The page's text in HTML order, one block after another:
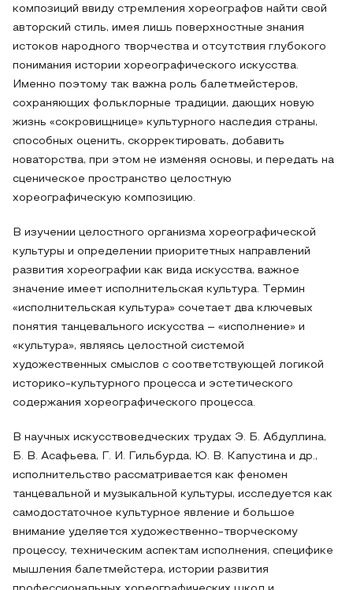
композиций ввиду стремления хореографов найти свой
авторский стиль, имея лишь поверхностные знания
истоков народного творчества и отсутствия глубокого
понимания истории хореографического искусства.
Именно поэтому так важна роль балетмейстеров,
сохраняющих фольклорные традиции, дающих новую
жизнь «сокровищнице» культурного наследия страны,
способных оценить, скорректировать, добавить
новаторства, при этом не изменяя основы, и передать на
сценическое пространство целостную
хореографическую композицию.
В изучении целостного организма хореографической
культуры и определении приоритетных направлений
развития хореографии как вида искусства, важное
значение имеет исполнительская культура. Термин
«исполнительская культура» сочетает два ключевых
понятия танцевального искусства – «исполнение» и
«культура», являясь целостной системой
художественных смыслов с соответствующей логикой
историко-культурного процесса и эстетического
содержания хореографического процесса.
В научных искусствоведческих трудах Э. Б. Абдуллина,
Б. В. Асафьева, Г. И. Гильбурда, Ю. В. Капустина и др.,
исполнительство рассматривается как феномен
танцевальной и музыкальной культуры, исследуется как
самодостаточное культурное явление и большое
внимание уделяется художественно-творческому
процессу, техническим аспектам исполнения, специфике
мышления балетмейстера, истории развития